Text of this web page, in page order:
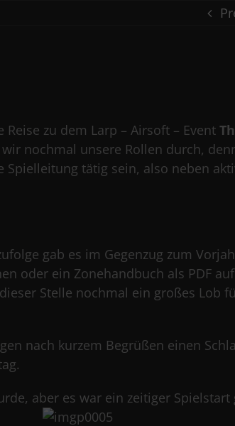
zu dem Larp – Airsoft – Event
nochmal unsere Rollen durch,
Spielleitung tätig sein, also neben
gab es im Gegenzug zum
oder ein Zonehandbuch als PDF
Stelle nochmal ein großes Lob
nach kurzem Begrüßen einen
aber es war ein zeitiger Spielstart